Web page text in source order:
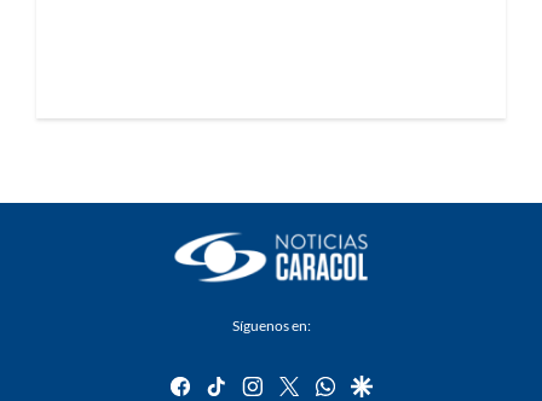
Síguenos en:
facebook
tiktok instagram
twitterwhatsapp
google